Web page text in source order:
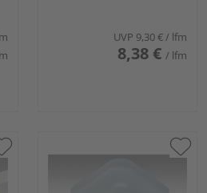
UVP 9,30 €/ lfm
8,38 € / lfm